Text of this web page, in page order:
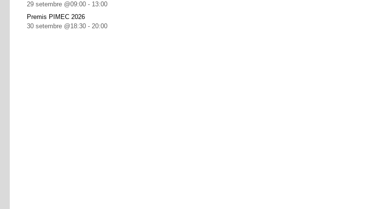
29 setembre @09:00 - 13:00
Premis PIMEC 2026
30 setembre @18:30 - 20:00